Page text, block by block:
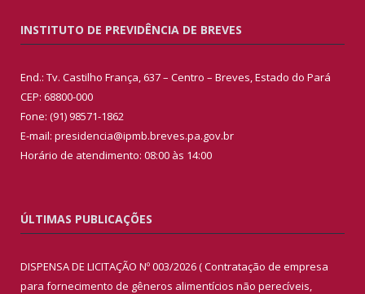
INSTITUTO DE PREVIDÊNCIA DE BREVES
End.: Tv. Castilho França, 637 – Centro – Breves, Estado do Pará
CEP: 68800-000
Fone: (91) 98571-1862
E-mail: presidencia@ipmb.breves.pa.gov.br
Horário de atendimento: 08:00 às 14:00
ÚLTIMAS PUBLICAÇÕES
DISPENSA DE LICITAÇÃO Nº 003/2026 ( Contratação de empresa
para fornecimento de gêneros alimentícios não perecíveis,